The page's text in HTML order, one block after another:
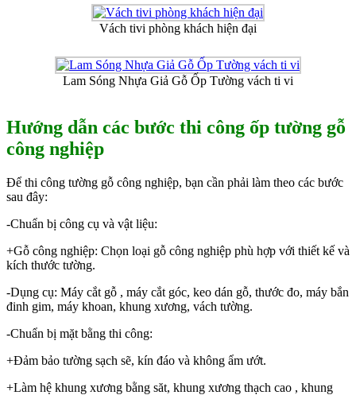
Vách tivi phòng khách hiện đại
Lam Sóng Nhựa Giả Gỗ Ốp Tường vách ti vi
Hướng dẫn các bước thi công ốp tường gỗ
công nghiệp
Để thi công tường gỗ công nghiệp, bạn cần phải làm theo các bước
sau đây:
-Chuẩn bị công cụ và vật liệu:
+Gỗ công nghiệp: Chọn loại gỗ công nghiệp phù hợp với thiết kế và
kích thước tường.
-Dụng cụ: Máy cắt gỗ , máy cắt góc, keo dán gỗ, thước đo, máy bắn
đinh gim, máy khoan, khung xương, vách tường.
-Chuẩn bị mặt bằng thi công:
+Đảm bảo tường sạch sẽ, kín đáo và không ẩm ướt.
+Làm hệ khung xương bằng săt, khung xương thạch cao , khung